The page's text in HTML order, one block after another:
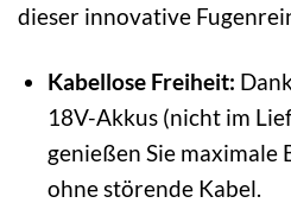
dieser innovative
Kabellose Freiheit:
18V-Akkus (nicht im
genießen Sie maximale
ohne störende Kabel.